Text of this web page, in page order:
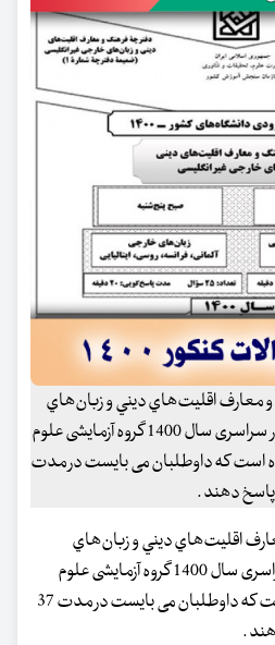
معارف اقليت‌هاي ديني و زبان‌هاي
خارجي غيرانگليسي کنکور سراسری سال 1400 گروه آزمایشی علوم
50سئوال بوده است که داوطلبان می بایست در مدت
اقليت‌هاي ديني و زبان‌هاي
خارجي غيرانگليسي کنکور سراسری سال 1400 گروه آزمایشی علوم
انسانی دارای 50سئوال بوده است که داوطلبان می بایست در مدت 37
.